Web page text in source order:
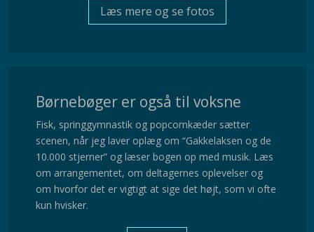
Læs mere og se fotos
Børnebøger er også til voksne
Fisk, springgymnastik og popcornkæder sætter
scenen, når jeg laver oplæg om “Gakkelaksen og de
10.000 stjerner” og læser bogen op med musik. Læs
om arrangementet, om deltagernes oplevelser og
om hvorfor det er vigtigt at sige det højt, som vi ofte
kun hvisker.